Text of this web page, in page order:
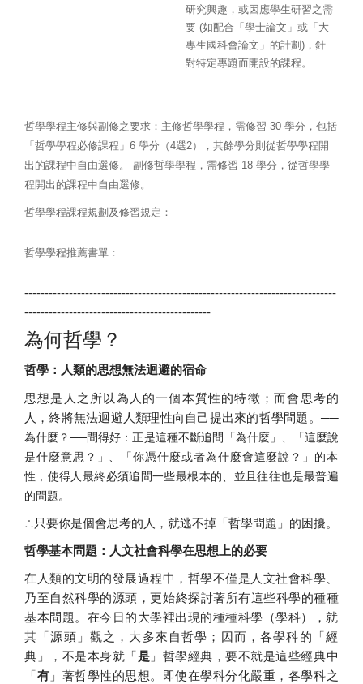
研究興趣，或因應學生研習之需
要 (如配合「學士論文」或「大
專生國科會論文」的計劃)，針
對特定專題而開設的課程。
哲學學程主修與副修之要求：主修哲學學程，需修習 30 學分，包括
「哲學學程必修課程」6 學分 （4選2）
，其餘學分則從哲學學程開
出的課程中自由選修。 副修哲學學程，需修習 18 學分，從哲學學
程開出的課程中自由選修。
哲學學程課程規劃及修習規定 ：
哲學學程推薦書單：
-----------------------------------------------------------------------------
----------------------------------------------
為何哲學？
哲學：人類的思想無法迴避的宿命
思想是人之所以為人的一個本質性的特徵；而會思考的
人，終將無法迴避人類理性向自己提出來的哲學問題。──
為什麼？──問得好：正是這種不斷追問「為什麼」、「這麼說
是什麼意思？」、
「你憑什麼或者為什麼會這麼說？」的本
性， 使得人最終必須追問一些最根本的、並且往往也是最普遍
的問題。
∴只要你是個會思考的人，就逃不掉「哲學問題」的困擾。
哲學基本問題：人文社會科學在思想上的必要
在人類的文明的發展過程中，哲學不僅是人文社會科學、
乃至自然科學的源頭，更始終探討著所有這些科學的種種
基本問題。 在今日的大學裡出現的種種科學（學科），就
其「源頭」觀之， 大多來自哲學；因而，各學科的「經
典」，不是本身就「 是 」 哲學經典，要不就是這些經典中
「 有 」著哲學性的思想。 即使在學科分化嚴重，各學科之